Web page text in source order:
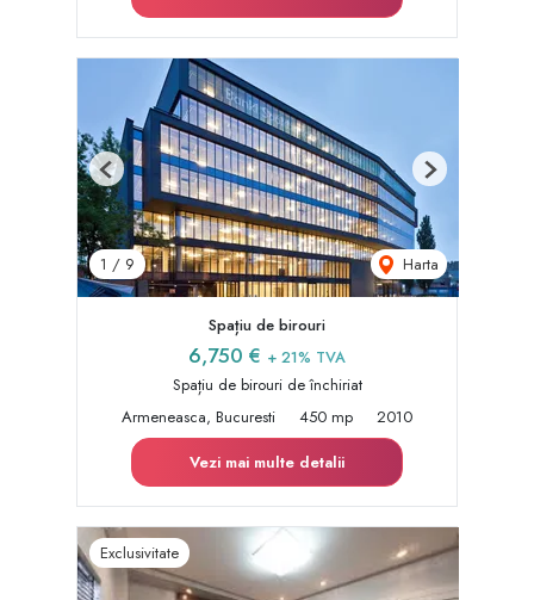
1 / 9 Harta
Previous Next
Spațiu de birouri
6,750 € + 21% TVA
Spațiu de birouri de închiriat
Armeneasca, Bucuresti
450 mp
2010
Vezi mai multe detalii
Exclusivitate